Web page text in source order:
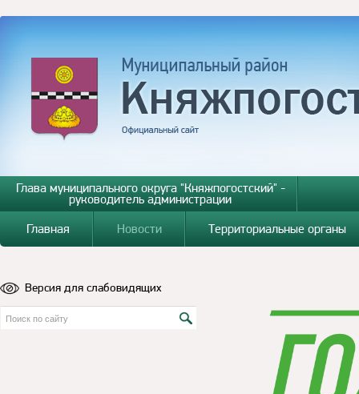
Глава муниципального округа "Княжпогостский" -
руководитель администрации
Главная
Новости Территориальные органы
Версия для слабовидящих